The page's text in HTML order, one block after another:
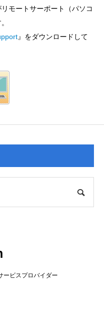
モートサーポート（パソコ
』をダウンロードして
ービスプロバイダー